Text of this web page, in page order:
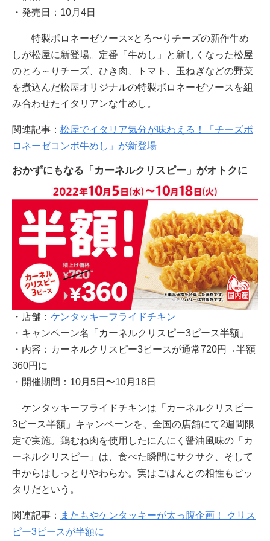
・発売日：10月4日
特製ボロネーゼソース×とろ〜りチーズの新作牛め
しが松屋に新登場。定番「牛めし」と新しくなった松屋
のとろ～りチーズ、ひき肉、トマト、玉ねぎなどの野菜
を煮込んだ松屋オリジナルの特製ボロネーゼソースを組
み合わせたイタリアンな牛めし。
関連記事： 松屋でイタリア気分が味わえる！「チーズボ
ロネーゼコンボ牛めし」が新登場
おかずにもなる「カーネルクリスピー」がオトクに
・店舗： ケンタッキーフライドチキン
・キャンペーン名「カーネルクリスピー3ピース半額」
・内容：カーネルクリスピー3ピースが通常720円→半額
360円に
・開催期間：10月5日〜10月18日
ケンタッキーフライドチキンは「カーネルクリスピー
3ピース半額」キャンペーンを、全国の店舗にて2週間限
定で実施。鶏むね肉を使用したにんにく醤油風味の「カ
ーネルクリスピー」は、食べた瞬間にサクサク、そして
中からはしっとりやわらか。実はごはんとの相性もピッ
タリだという。
関連記事： またもやケンタッキーが太っ腹企画！ クリス
ピー3ピースが半額に